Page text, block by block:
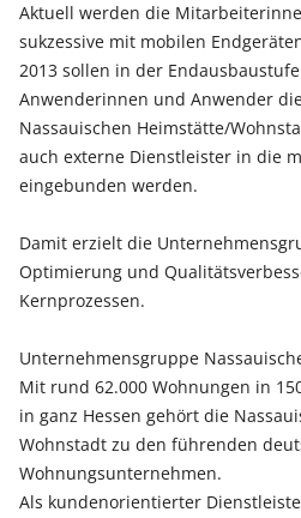
Aktuell werden die
sukzessive mit mobilen
2013 sollen in der
Anwenderinnen und Anwender
Nassauischen Heimstätte/
auch externe Dienstleister in die
eingebunden werden.
Damit erzielt die
Optimierung und
Kernprozessen.
Unternehmensgruppe
Mit rund 62.000 Wohnungen in
in ganz Hessen gehört die
Wohnstadt zu den führenden
Wohnungsunternehmen.
Als kundenorientierter